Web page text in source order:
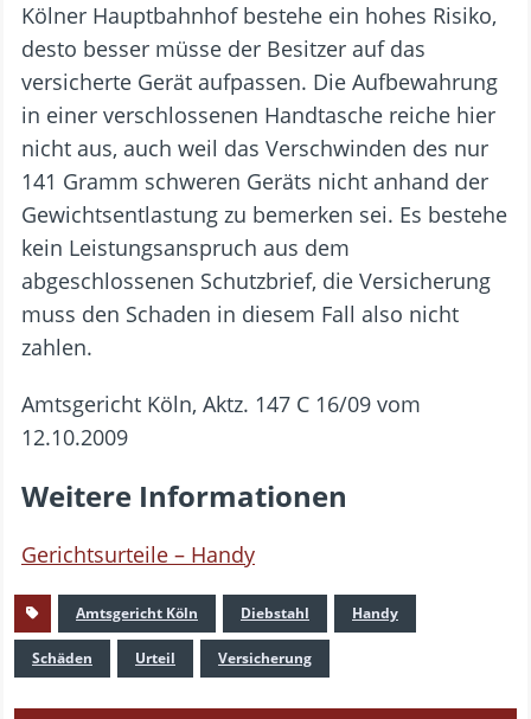
Kölner Hauptbahnhof bestehe ein hohes Risiko,
desto besser müsse der Besitzer auf das
versicherte Gerät aufpassen. Die Aufbewahrung
in einer verschlossenen Handtasche reiche hier
nicht aus, auch weil das Verschwinden des nur
141 Gramm schweren Geräts nicht anhand der
Gewichtsentlastung zu bemerken sei. Es bestehe
kein Leistungsanspruch aus dem
abgeschlossenen Schutzbrief, die Versicherung
muss den Schaden in diesem Fall also nicht
zahlen.
Amtsgericht Köln, Aktz. 147 C 16/09 vom
12.10.2009
Weitere Informationen
Gerichtsurteile – Handy
Amtsgericht Köln Diebstahl Handy
Schäden Urteil Versicherung